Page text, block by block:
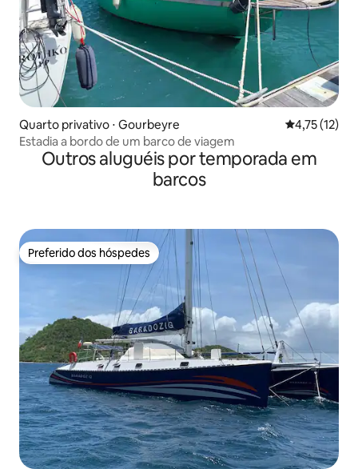
Quarto privativo ⋅ Gourbeyre 4,75 de uma
4,75 (12)
Estadia a bordo de um barco de viagem
Outros aluguéis por temporada em
barcos
Preferido dos hóspedes
Preferido dos hóspedes